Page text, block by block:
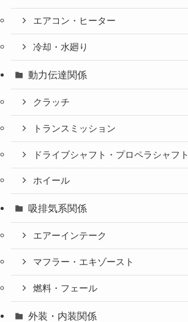
エアコン・ヒーター
冷却・水廻り
動力伝達関係
クラッチ
トランスミッション
ドライブシャフト・プロペラシャフト
ホイール
吸排気系関係
エアーインテーク
マフラー・エキゾースト
燃料・フェール
外装・内装関係